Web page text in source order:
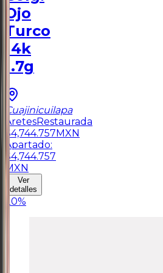
Ojo
Turco
14k
1.7g
Cuajinicuilapa
AretesRestaurada
$4,744.757 MXN
Apartado:
$4,744.757
MXN
Ver
detalles
20%